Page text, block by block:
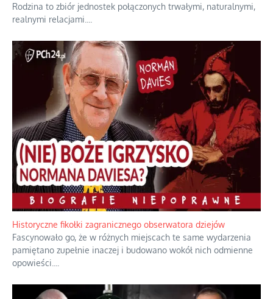
Rodzina to zbiór jednostek połączonych trwałymi, naturalnymi,
realnymi relacjami.
Historyczne fikołki zagranicznego obserwatora dziejów
Fascynowało go, że w różnych miejscach te same wydarzenia
pamiętano zupełnie inaczej i budowano wokół nich odmienne
opowieści.